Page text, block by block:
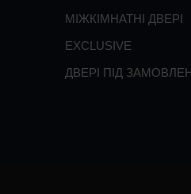
МІЖКІМНАТНІ ДВЕРІ
EXCLUSIVE
ДВЕРІ ПІД